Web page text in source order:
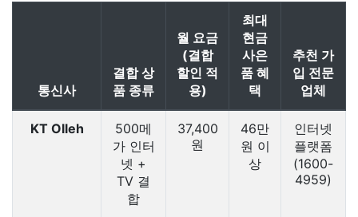
통신사
결합 상
품 종류
월 요금
(결합
할인 적
용)
최대
현금
사은
품 혜
택
추천 가
입 전문
업체
KT Olleh
500메
가 인터
넷 +
TV 결
합
37,400
원
46만
원 이
상
인터넷
플랫폼
(1600-
4959)